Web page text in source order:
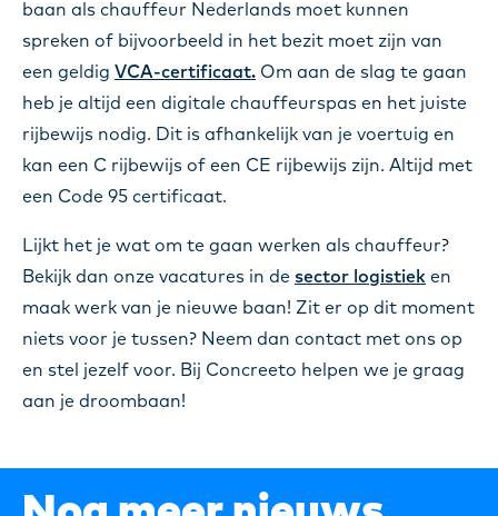
baan als chauffeur Nederlands moet kunnen
spreken of bijvoorbeeld in het bezit moet zijn van
een geldig VCA-certificaat. Om aan de slag te gaan
heb je altijd een digitale chauffeurspas en het juiste
rijbewijs nodig. Dit is afhankelijk van je voertuig en
kan een C rijbewijs of een CE rijbewijs zijn. Altijd met
een Code 95 certificaat.
Lijkt het je wat om te gaan werken als chauffeur?
Bekijk dan onze vacatures in de sector logistiek en
maak werk van je nieuwe baan! Zit er op dit moment
niets voor je tussen? Neem dan contact met ons op
en stel jezelf voor. Bij Concreeto helpen we je graag
aan je droombaan!